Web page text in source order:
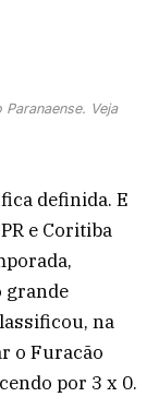
Veja
definida. E
e Coritiba
grande
na
o Furacão
por 3 x 0.